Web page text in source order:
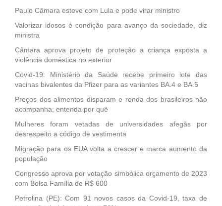
Paulo Câmara esteve com Lula e pode virar ministro
Valorizar idosos é condição para avanço da sociedade, diz
ministra
Câmara aprova projeto de proteção a criança exposta a
violência doméstica no exterior
Covid-19: Ministério da Saúde recebe primeiro lote das
vacinas bivalentes da Pfizer para as variantes BA.4 e BA.5
Preços dos alimentos disparam e renda dos brasileiros não
acompanha; entenda por quê
Mulheres foram vetadas de universidades afegãs por
desrespeito a código de vestimenta
Migração para os EUA volta a crescer e marca aumento da
população
Congresso aprova por votação simbólica orçamento de 2023
com Bolsa Família de R$ 600
Petrolina (PE): Com 91 novos casos da Covid-19, taxa de